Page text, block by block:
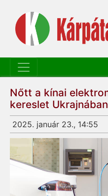
Nőtt a kínai
kereslet Ukrajnában
2025. január 23., 14:55